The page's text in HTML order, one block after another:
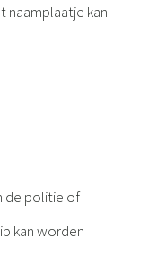
naamplaatje kan
de politie of
kan worden